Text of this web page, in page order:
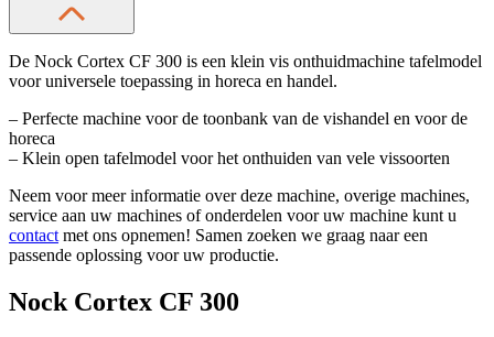
De Nock Cortex CF 300 is een klein vis onthuidmachine tafelmodel
voor universele toepassing in horeca en handel.
– Perfecte machine voor de toonbank van de vishandel en voor de
horeca
– Klein open tafelmodel voor het onthuiden van vele vissoorten
Neem voor meer informatie over deze machine, overige machines,
service aan uw machines of onderdelen voor uw machine kunt u
contact met ons opnemen! Samen zoeken we graag naar een
passende oplossing voor uw productie.
Nock Cortex CF 300